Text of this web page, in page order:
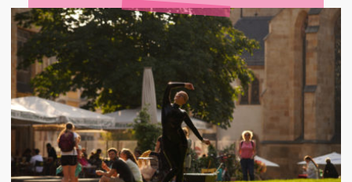
Boutique
Bizarre"
Wann
Sex?